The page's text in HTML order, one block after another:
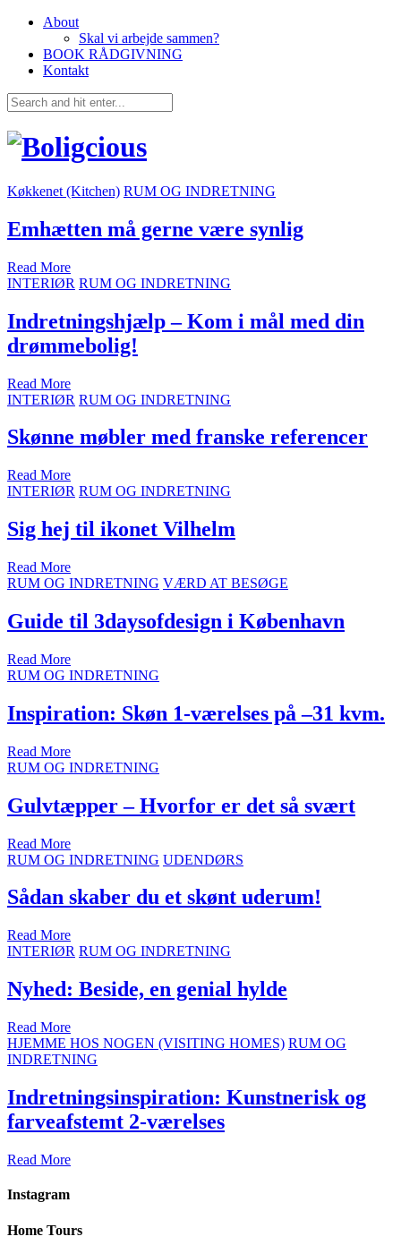
About
Skal vi arbejde sammen?
BOOK RÅDGIVNING
Kontakt
Køkkenet (Kitchen) RUM OG INDRETNING
Emhætten må gerne være synlig
Read More
INTERIØR RUM OG INDRETNING
Indretningshjælp – Kom i mål med din
drømmebolig!
Read More
INTERIØR RUM OG INDRETNING
Skønne møbler med franske referencer
Read More
INTERIØR RUM OG INDRETNING
Sig hej til ikonet Vilhelm
Read More
RUM OG INDRETNING VÆRD AT BESØGE
Guide til 3daysofdesign i København
Read More
RUM OG INDRETNING
Inspiration: Skøn 1-værelses på –31 kvm.
Read More
RUM OG INDRETNING
Gulvtæpper – Hvorfor er det så svært
Read More
RUM OG INDRETNING UDENDØRS
Sådan skaber du et skønt uderum!
Read More
INTERIØR RUM OG INDRETNING
Nyhed: Beside, en genial hylde
Read More
HJEMME HOS NOGEN (VISITING HOMES) RUM OG
INDRETNING
Indretningsinspiration: Kunstnerisk og
farveafstemt 2-værelses
Read More
Instagram
Home Tours